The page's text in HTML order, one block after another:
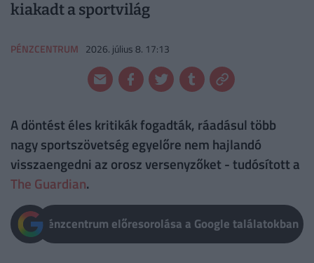
kiakadt a sportvilág
PÉNZCENTRUM 2026. július 8. 17:13
A döntést éles kritikák fogadták, ráadásul több
nagy sportszövetség egyelőre nem hajlandó
visszaengedni az orosz versenyzőket - tudósított a
The Guardian.
Pénzcentrum előresorolása a Google találatokban